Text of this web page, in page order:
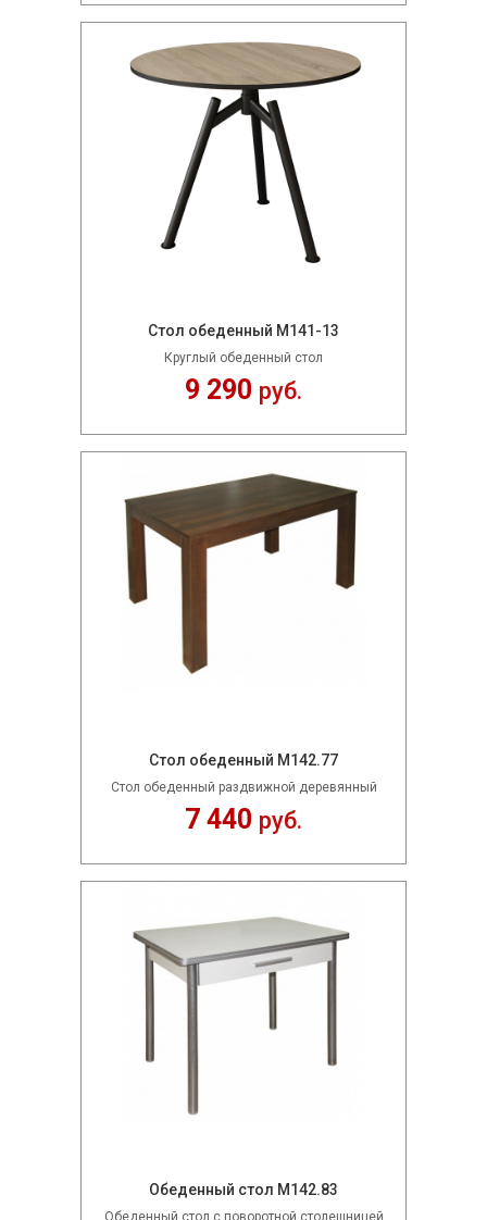
Стол обеденный М141-13
Круглый обеденный стол
9 290 руб.
Стол обеденный М142.77
Стол обеденный раздвижной деревянный
7 440 руб.
Обеденный стол М142.83
Обеденный стол с поворотной столешницей